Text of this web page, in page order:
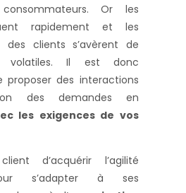
Or les
rapidement et les
des clients s’avèrent de
Il est donc
proposer des interactions
des demandes en
les exigences de vos
d’acquérir l’agilité
s’adapter à ses